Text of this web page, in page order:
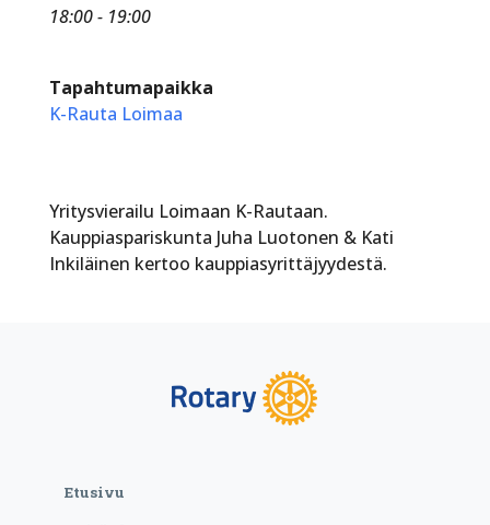
18:00 - 19:00
Tapahtumapaikka
K-Rauta Loimaa
Yritysvierailu Loimaan K-Rautaan.
Kauppiaspariskunta Juha Luotonen & Kati
Inkiläinen kertoo kauppiasyrittäjyydestä.
Etusivu